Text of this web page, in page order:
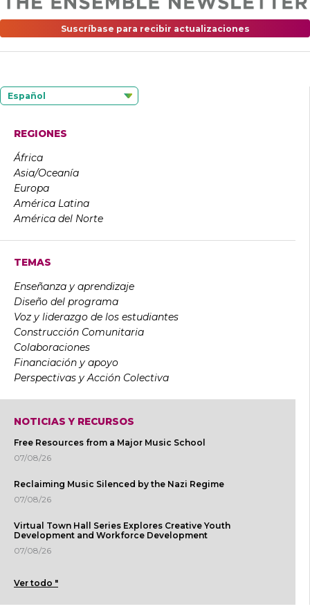
Suscríbase para recibir actualizaciones
Español
REGIONES
África
Asia/Oceanía
Europa
América Latina
América del Norte
TEMAS
Enseñanza y aprendizaje
Diseño del programa
Voz y liderazgo de los estudiantes
Construcción Comunitaria
Colaboraciones
Financiación y apoyo
Perspectivas y Acción Colectiva
NOTICIAS Y RECURSOS
Free Resources from a Major Music School
07/08/26
Reclaiming Music Silenced by the Nazi Regime
07/08/26
Virtual Town Hall Series Explores Creative Youth
Development and Workforce Development
07/08/26
Ver todo "